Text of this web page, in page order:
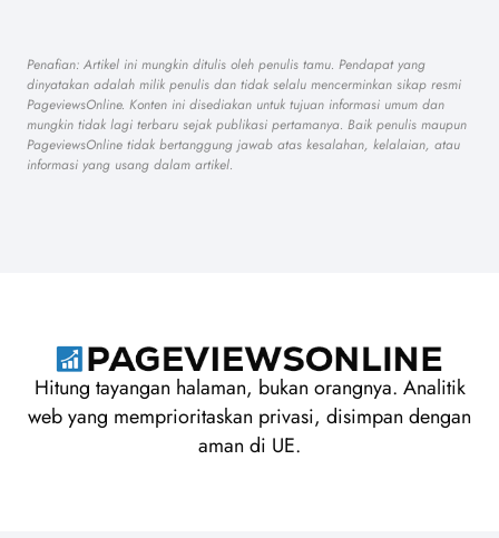
Penafian: Artikel ini mungkin ditulis oleh penulis tamu. Pendapat yang
dinyatakan adalah milik penulis dan tidak selalu mencerminkan sikap resmi
PageviewsOnline. Konten ini disediakan untuk tujuan informasi umum dan
mungkin tidak lagi terbaru sejak publikasi pertamanya. Baik penulis maupun
PageviewsOnline tidak bertanggung jawab atas kesalahan, kelalaian, atau
informasi yang usang dalam artikel.
Hitung tayangan halaman, bukan orangnya. Analitik
web yang memprioritaskan privasi, disimpan dengan
aman di UE.